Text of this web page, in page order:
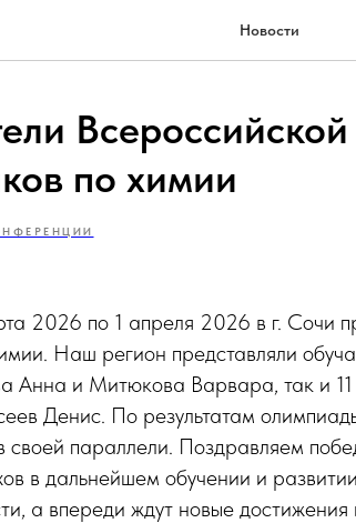
Новости
по химии
2026 по 1 апреля 2026 в г. Сочи
Наш регион представляли
Анна и Митюкова Варвара, так и
Денис. По результатам
своей параллели. Поздравляем
в дальнейшем обучении и
а впереди ждут новые